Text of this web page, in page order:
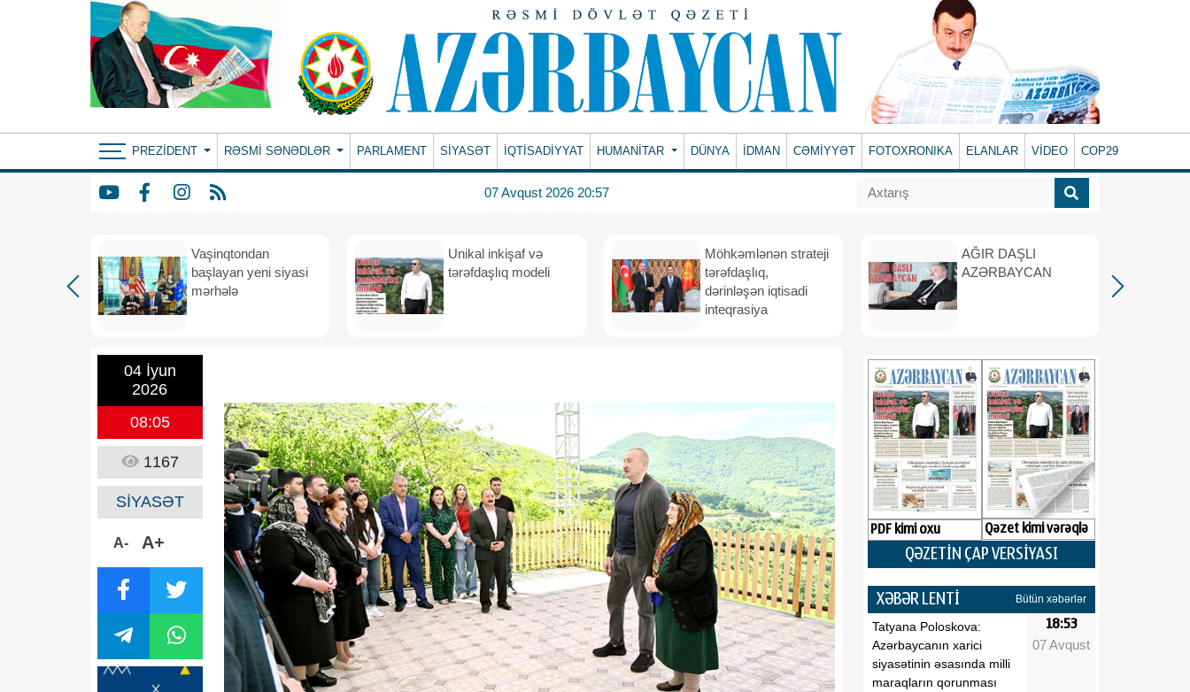
PREZIDENT RƏSMI SƏNƏDLƏR PARLAMENT SİYASƏT İQTİSADİYYAT HUMANITAR DÜNYA İDMAN CƏMİYYƏT FOTOXRONIKA ELANLAR VİDEO COP29
07 Avqust 2026 20:57
Vaşinqtondan
başlayan yeni siyasi
mərhələ
Unikal inkişaf və
tərəfdaşlıq modeli
Möhkəmlənən strateji
tərəfdaşlıq,
dərinləşən iqtisadi
inteqrasiya
AĞIR DAŞLI
AZƏRBAYCAN
04 İyun
2026
08:05
1167
SİYASƏT
A- A+
PDF kimi oxu Qəzet kimi vərəqlə
QƏZETİN ÇAP VERSİYASI
XƏBƏR LENTİ Bütün xəbərlər
Tatyana Poloskova:
Azərbaycanın xarici
siyasətinin əsasında milli
maraqların qorunması
18:53
07 Avqust